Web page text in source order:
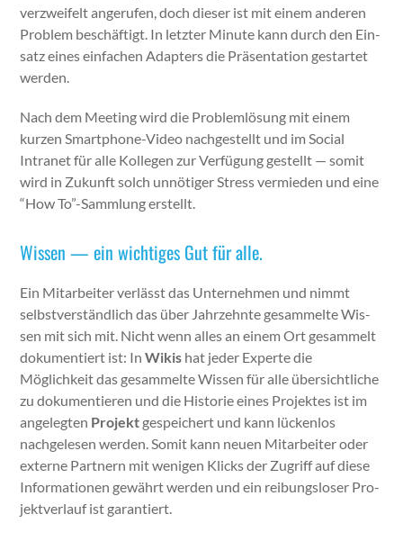
verzweifelt angerufen, doch dieser ist mit einem anderen
Prob­lem beschäftigt. In let­zter Minute kann durch den Ein­
satz eines ein­fachen Adapters die Präsen­ta­tion ges­tartet
wer­den.
Nach dem Meet­ing wird die Prob­lem­lö­sung mit einem
kurzen Smart­phone-Video nachgestellt und im Social
Intranet für alle Kol­le­gen zur Ver­fü­gung gestellt — somit
wird in Zukun­ft solch unnötiger Stress ver­mieden und eine
“How To”-Sammlung erstellt.
Wissen — ein wichtiges Gut für alle.
Ein Mitar­beit­er ver­lässt das Unternehmen und nimmt
selb­stver­ständlich das über Jahrzehnte gesam­melte Wis­
sen mit sich mit. Nicht wenn alles an einem Ort gesam­melt
doku­men­tiert ist: InWikis hat jed­er Experte die
Möglichkeit das gesam­melte Wis­sen für alle über­sichtliche
zu doku­men­tieren und die His­to­rie eines Pro­jek­tes ist im
angelegten Pro­jekt gespe­ichert und kann lück­en­los
nachge­le­sen wer­den. Somit kann neuen Mitar­beit­er oder
externe Part­nern mit weni­gen Klicks der Zugriff auf diese
Infor­ma­tio­nen gewährt wer­den und ein rei­bungslos­er Pro­
jek­tver­lauf ist garantiert.